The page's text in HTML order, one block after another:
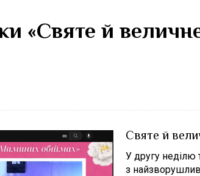
«Святе й
Святе й
У другу неділю
з